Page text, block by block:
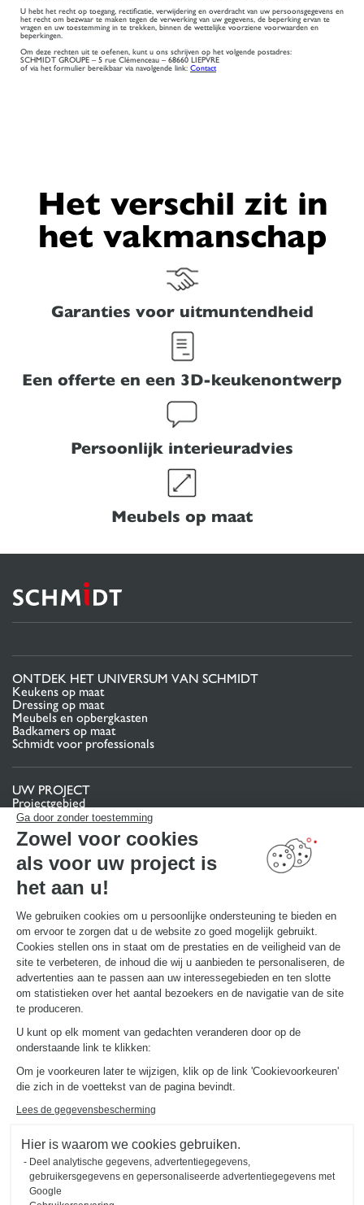
Ga door zonder toestemming
Zowel voor cookies
als voor uw project is
het aan u!
We gebruiken cookies om u persoonlijke ondersteuning te bieden en
om ervoor te zorgen dat u de website zo goed mogelijk gebruikt.
Cookies stellen ons in staat om de prestaties en de veiligheid van de
site te verbeteren, de inhoud die wij u aanbieden te personaliseren, de
advertenties aan te passen aan uw interessegebieden en ten slotte
om statistieken over het aantal bezoekers en de navigatie van de site
te produceren.
U kunt op elk moment van gedachten veranderen door op de
onderstaande link te klikken:
Om je voorkeuren later te wijzigen, klik op de link 'Cookievoorkeuren'
die zich in de voettekst van de pagina bevindt.
Lees de gegevensbescherming
Hier is waarom we cookies gebruiken.
Deel analytische gegevens, advertentiegegevens,
gebruikersgegevens en gepersonaliseerde advertentiegegevens met
Google
U hebt het recht op toegang, rectificatie, verwijdering en overdracht van uw persoonsgegevens en
het recht om bezwaar te maken tegen de verwerking van uw gegevens, de beperking ervan te
vragen en uw toestemming in te trekken, binnen de wettelijke voorziene voorwaarden en
beperkingen.
Om deze rechten uit te oefenen, kunt u ons schrijven op het volgende postadres:
SCHMIDT GROUPE – 5 rue Clémenceau – 68660 LIEPVRE
of via het formulier bereikbaar via navolgende link: Contact
Het verschil zit in
het vakmanschap
Garanties voor uitmuntendheid
Een offerte en een 3D-keukenontwerp
Persoonlijk interieuradvies
Meubels op maat
ONTDEK HET UNIVERSUM VAN SCHMIDT
Keukens op maat
Dressing op maat
Meubels en opbergkasten
Badkamers op maat
Schmidt voor professionals
UW PROJECT
Projectgebied
Pas uw interieurproject aan uw eigen wensen aan
Contact
Vind uw Winkel
MAAK EEN AFSPRAAK
NUTTIGE LINKS
Promoties
Gids en vergelijking
Download onze catalogus
OVER
Schmidt in de wereld
Onze adviescentra in België
Wettelijke vermeldingen
Cookiebeheer
Privacybeleid